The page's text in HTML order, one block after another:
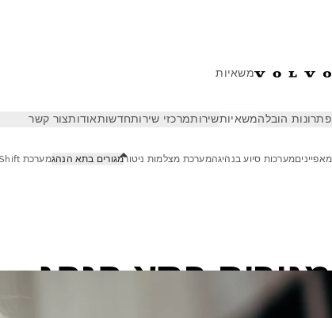
משאיות
פתרונות הובלהמשאיותשירותמרכזי שירותחדשותאודותצור קשר
מאפייניםמערכות סיוע בנהיגהמערכת מצלמות ניטורמגורים בתא הנהגמערכת I-Shift
מגורים בתא הנהג